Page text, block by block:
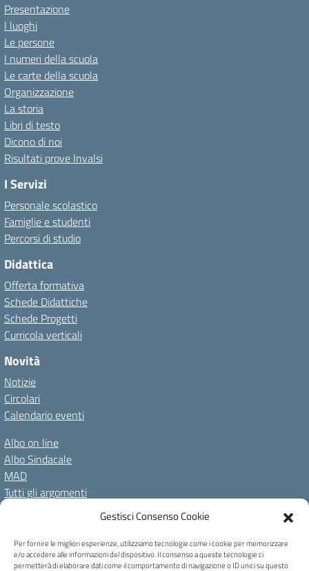
Gestisci Consenso Cookie
Per fornire le migliori esperienze, utilizziamo tecnologie come i cookie per memorizzare
e/o accedere alle informazioni del dispositivo. Il consenso a queste tecnologie ci
permetterà di elaborare dati come il comportamento di navigazione o ID unici su questo
Presentazione
I luoghi
Le persone
I numeri della scuola
Le carte della scuola
Organizzazione
La storia
Libri di testo
Dicono di noi
Risultati prove Invalsi
I Servizi
Personale scolastico
Famiglie e studenti
Percorsi di studio
Didattica
Offerta formativa
Schede Didattiche
Schede Progetti
Curricola verticali
Novità
Notizie
Circolari
Calendario eventi
Albo on line
Albo Sindacale
MAD
Tutti gli argomenti
Amm. Trasparente fino al 08/01/2024Albo on line
Spazio repositoryAccessibilitàNote LegaliPrivacy Policy